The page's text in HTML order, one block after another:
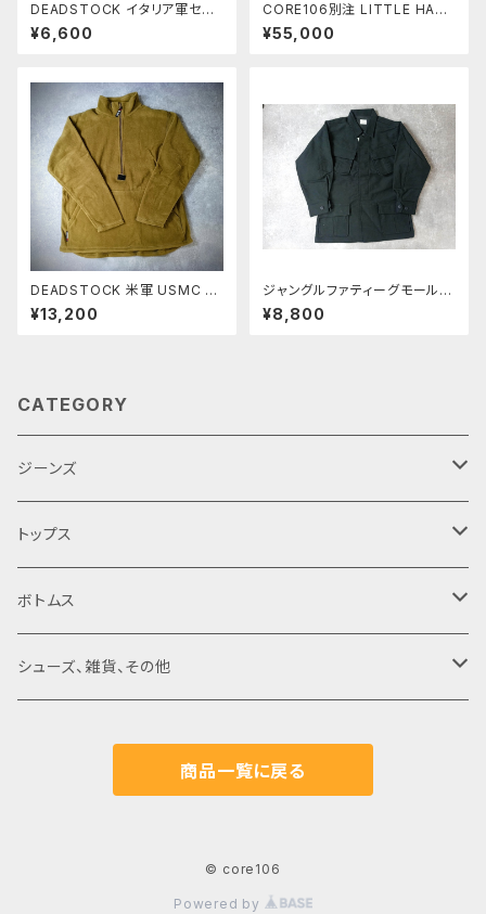
DEADSTOCK イタリア軍セー
ラーシューズ
¥6,600
CORE106別注 LITTLE HAN
D LH1943C JACKET
¥55,000
DEADSTOCK 米軍 USMC プ
ルオーバー フリースライナー C
OYOTE BROWN
¥13,200
ジャングルファティーグモールス
キンジャケット
¥8,800
CATEGORY
ジーンズ
デニムパンツ
デニムジャケット
トップス
ヴィンテージ
デッドストック
現行‥レプリカ
ボトムス
ヴィンテージ
シューズ、雑貨、その他
現行‥レプリカ
商品一覧に戻る
© core106
Powered by